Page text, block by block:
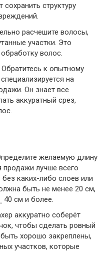
структуру
расчешите волосы,
участки. Это
волос.
Обратитесь к опытному
на
Он знает все
аккуратный срез,
желаемую длину
продажи лучше всего
каких-либо слоев или
быть не менее 20 см,
40 см и более.
аккуратно соберёт
чтобы сделать ровный
хорошо закреплены,
участков, которые